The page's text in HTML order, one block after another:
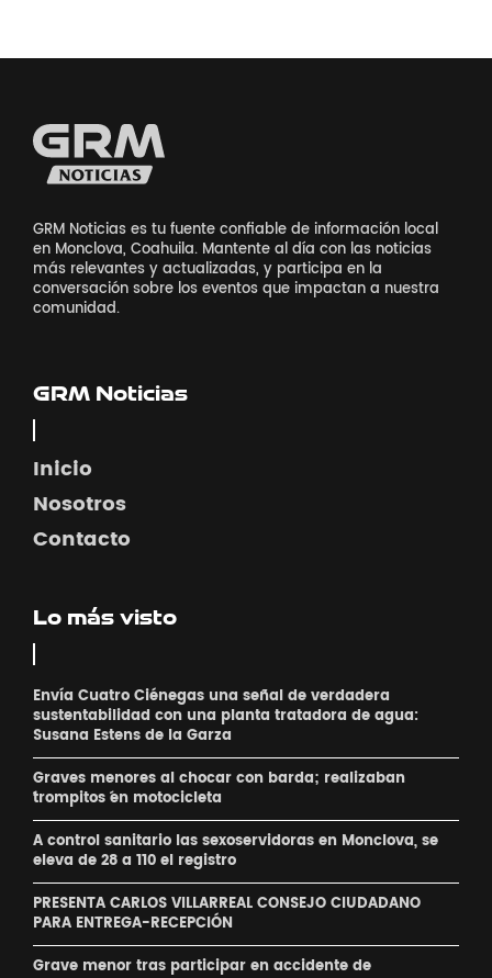
GRM Noticias es tu fuente confiable de información local
en Monclova, Coahuila. Mantente al día con las noticias
más relevantes y actualizadas, y participa en la
conversación sobre los eventos que impactan a nuestra
comunidad.
GRM Noticias
Inicio
Nosotros
Contacto
Lo más visto
Envía Cuatro Ciénegas una señal de verdadera
sustentabilidad con una planta tratadora de agua:
Susana Estens de la Garza
Graves menores al chocar con barda; realizaban
´trompitos ´en motocicleta
A control sanitario las sexoservidoras en Monclova, se
eleva de 28 a 110 el registro
PRESENTA CARLOS VILLARREAL CONSEJO CIUDADANO
PARA ENTREGA-RECEPCIÓN
Grave menor tras participar en accidente de